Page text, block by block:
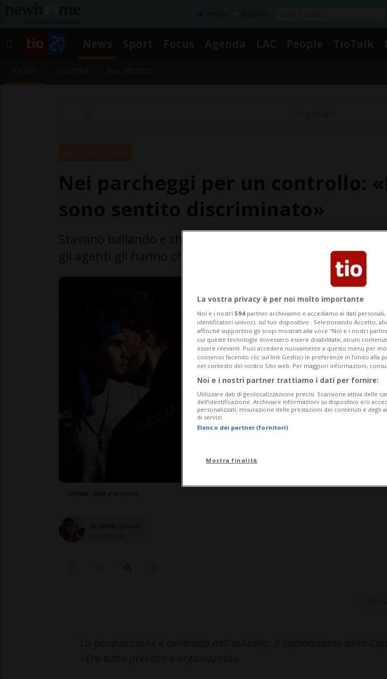
Segnalaci
La vostra privacy è per noi molto importante
Noi e i nostri 594 partner archiviamo e accediamo ai dati
identificatori univoci, sul tuo dispositivo . Selezionando Accetto,
affinché supportino gli scopi mostrati alla voce "Noi e i nostri
cui queste tecnologie dovessero essere disabilitate, alcuni
essere rilevanti. Puoi accedere nuovamente a questo menu per
consenso facendo clic sul link Gestisci le preferenze in fondo alla
nel contesto del nostro Sito web. Per maggiori informazioni,
Noi e i nostri partner trattiamo i dati per fornire:
Utilizzare dati di geolocalizzazione precisi. Scansione attiva delle
dell’identificazione. Archiviare informazioni su dispositivo e/o
personalizzati, misurazione delle prestazioni dei contenuti e degli
di servizi.
Elenco dei partner (fornitori)
Mostra finalità